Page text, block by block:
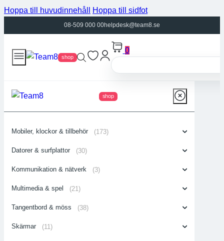
Hoppa till huvudinnehåll Hoppa till sidfot
08-509 000 00helpdesk@team8.se
shop
0
shop
Mobiler, klockor & tillbehör (173)
Datorer & surfplattor (30)
Kommunikation & nätverk (3)
Multimedia & spel (21)
Tangentbord & möss (38)
Skärmar (11)